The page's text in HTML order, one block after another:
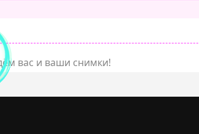
вас и ваши снимки!